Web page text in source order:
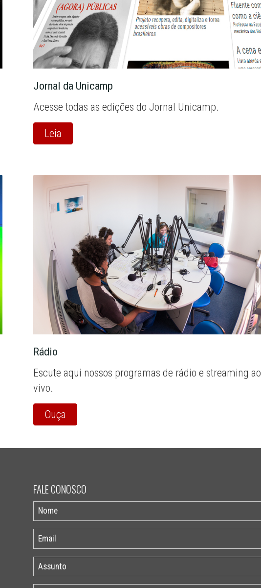
Jornal da Unicamp
Acesse todas as edições do Jornal Unicamp.
Leia
Rádio
Escute aqui nossos programas de rádio e streaming ao
vivo.
Ouça
FALE CONOSCO